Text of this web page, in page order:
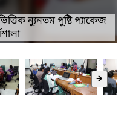
ন্যুনতম পুষ্টি প্যাকেজ
🡺